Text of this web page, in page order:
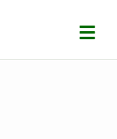
M
E
N